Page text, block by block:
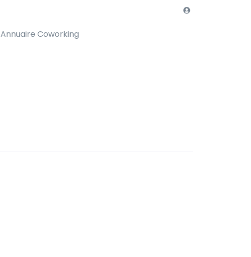
Annuaire Coworking